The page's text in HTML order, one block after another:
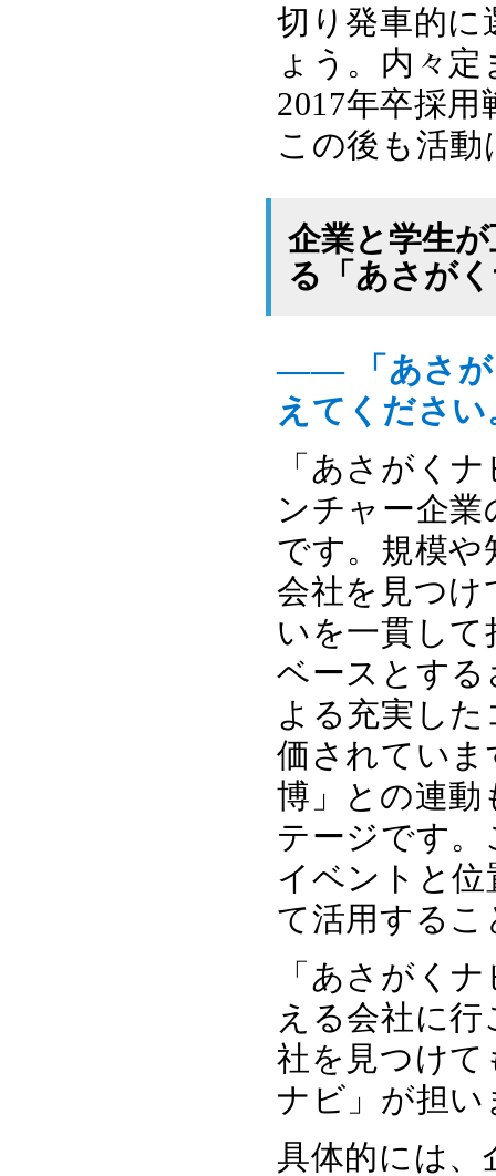
切り発車的
ょう。内々
2017年卒採
この後も活
企業と学生
る「あさが
―― 「あさが
えてください
「あさがく
ンチャー企
です。規模や
会社を見つ
いを一貫し
ベースとする
よる充実し
価されていま
博」との連
テージです
イベントと
て活用する
「あさがく
える会社に
社を見つけ
ナビ」が担
具体的には、